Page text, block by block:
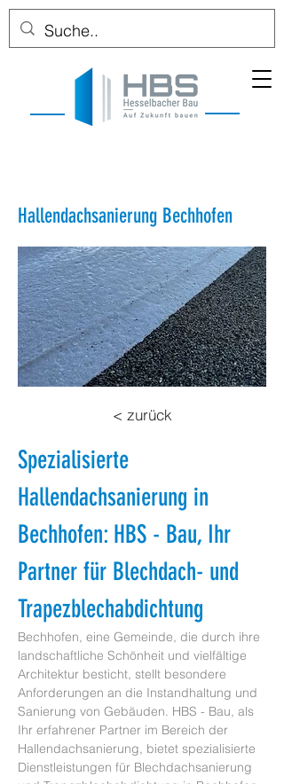
Hallendachsanierung Bechhofen
< zurück
Spezialisierte
Hallendachsanierung in
Bechhofen: HBS - Bau, Ihr
Partner für Blechdach- und
Trapezblechabdichtung
Bechhofen, eine Gemeinde, die durch ihre
landschaftliche Schönheit und vielfältige
Architektur besticht, stellt besondere
Anforderungen an die Instandhaltung und
Sanierung von Gebäuden. HBS - Bau, als
Ihr erfahrener Partner im Bereich der
Hallendachsanierung, bietet spezialisierte
Dienstleistungen für Blechdachsanierung